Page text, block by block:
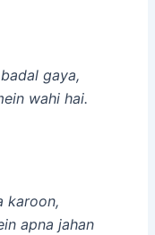
gaya,
wahi hai.
karoon,
apna jahan